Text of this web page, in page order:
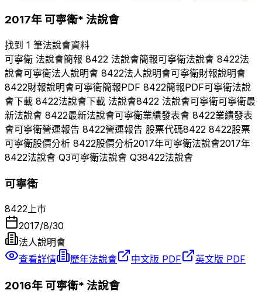
2017年 可寧衛* 法說會
找到 1 筆法說會資料
可寧衛 法說會簡報 8422 法說會簡報可寧衛法說會 8422法
說會可寧衛法人說明會 8422法人說明會可寧衛財報說明會
8422財報說明會可寧衛簡報PDF 8422簡報PDF可寧衛法說
會下載 8422法說會下載 法說會8422 法說會可寧衛可寧衛最
新法說會 8422最新法說會可寧衛業績發表會 8422業績發表
會可寧衛營運報告 8422營運報告 股票代碼8422 8422股票
可寧衛股價分析 8422股價分析2017年可寧衛法說會2017年
8422法說會 Q3可寧衛法說會 Q38422法說會
可寧衛
8422上市
2017/8/30
法人說明會
查看詳情
歷年法說會 中文版 PDF 英文版 PDF
2016年 可寧衛* 法說會